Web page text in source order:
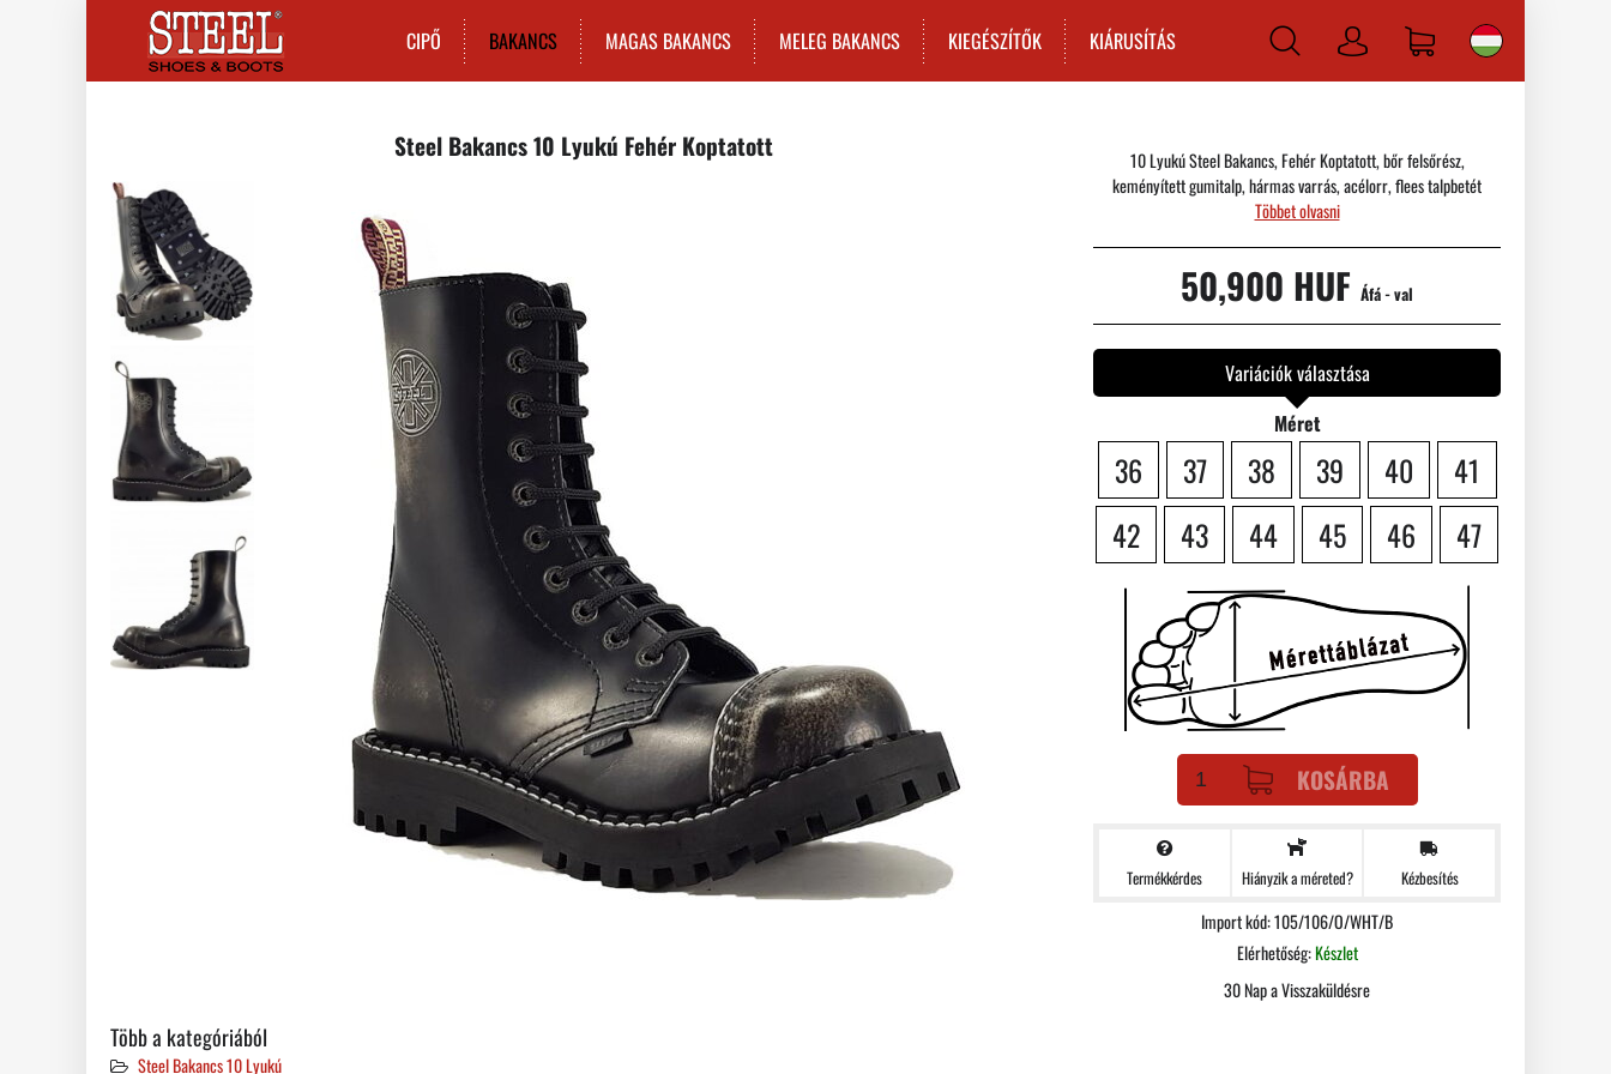
CIPŐ BAKANCS MAGAS BAKANCS MELEG BAKANCS KIEGÉSZÍTŐK KIÁRUSÍTÁS Bejelentkezni
Steel Bakancs 10 Lyukú Fehér Koptatott
10 Lyukú Steel Bakancs, Fehér Koptatott, bőr felsőrész,
keményített gumitalp, hármas varrás, acélorr, flees talpbetét
Többet olvasni
50,900 HUF Áfá - val
Variációk választása
Méret
36 37 38 39 40
41
42
43 44 45 46 47
KOSÁRBA
Termékkérdes Hiányzik a méreted? Kézbesítés
Import kód: 105/106/O/WHT/B
Elérhetőség:Készlet
30 Nap a Visszaküldésre
Több a kategóriából
Steel Bakancs 10 Lyukú